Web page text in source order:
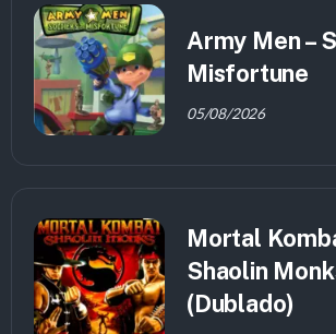
Army Men –
Misfortune
05/08/2026
Mortal
Shaolin
(Dublado)